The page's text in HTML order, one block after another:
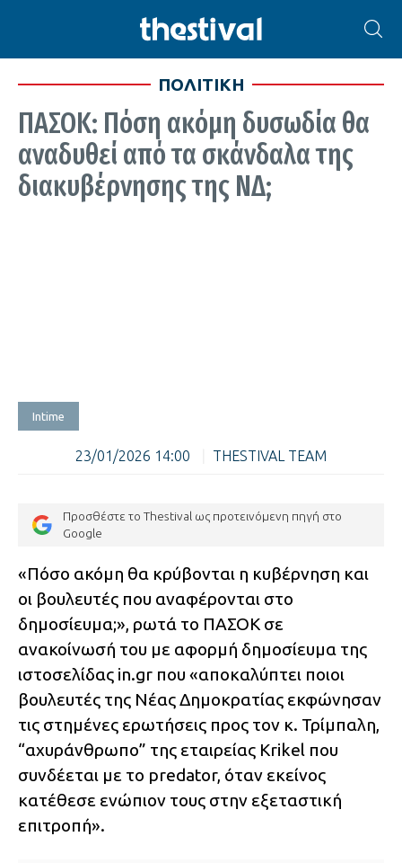
ΠΟΛΙΤΙΚΗ
ΠΑΣΟΚ: Πόση ακόμη δυσωδία θα
αναδυθεί από τα σκάνδαλα της
διακυβέρνησης της ΝΔ;
Intime
23/01/2026 14:00 THESTIVAL TEAM
Προσθέστε το Thestival ως προτεινόμενη πηγή στο
Google
«Πόσο ακόμη θα κρύβονται η κυβέρνηση και
οι βουλευτές που αναφέρονται στο
δημοσίευμα;», ρωτά το ΠΑΣΟΚ σε
ανακοίνωσή του με αφορμή δημοσίευμα της
ιστοσελίδας in.gr που «αποκαλύπτει ποιοι
βουλευτές της Νέας Δημοκρατίας εκφώνησαν
τις στημένες ερωτήσεις προς τον κ. Τρίμπαλη,
“αχυράνθρωπο” της εταιρείας Krikel που
συνδέεται με το predator, όταν εκείνος
κατέθεσε ενώπιον τους στην εξεταστική
επιτροπή».